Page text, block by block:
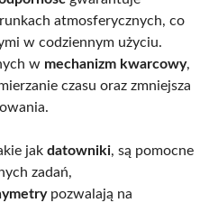
atmosferycznych, co
w codziennym użyciu.
w mechanizm kwarcowy,
czasu oraz zmniejsza
jak datowniki, są pomocne
zadań,
pozwalają na